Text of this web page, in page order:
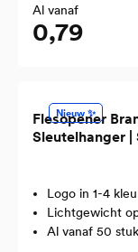
Al vanaf
0,79
Nieuw ✨
Flesopener
Sleutelhanger
Logo in 1-4
Lichtgewicht
Al vanaf 50